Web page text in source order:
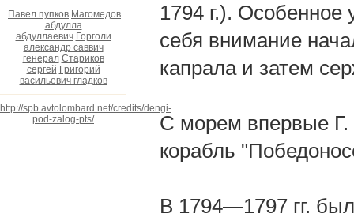
Павел пупков Магомедов
абдулла
абдуллаевич Горголи
александр саввич
генерал Стариков
сергей Григорий
васильевич гладков
http://spb.avtolombard.net/credits/dengi-
pod-zalog-pts/
1794 г.). Особенное
себя внимание
капрала и затем
С морем впервые Г.
корабль
В 1794—1797 гг.